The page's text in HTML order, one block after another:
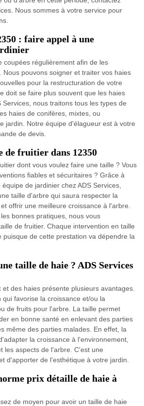
Nous sommes à votre service pour
: faire appel à une
coupées régulièrement afin de les
Nous pouvons soigner et traiter vos haies
pour la restructuration de votre
doit se faire plus souvent que les haies
Services, nous traitons tous les types de
haies de conifères, mixtes, ou
jardin. Notre équipe d'élagueur est à votre
de devis.
de fruitier dans 12350
dont vous voulez faire une taille ? Vous
fiables et sécuritaires ? Grâce à
de jardinier chez ADS Services,
taille d'arbre qui saura respecter la
offrir une meilleure croissance à l'arbre.
bonnes pratiques, nous vous
de fruitier. Chaque intervention en taille
puisque de cette prestation va dépendre la
taille de haie ? ADS Services
des haies présente plusieurs avantages.
favorise la croissance et/ou la
de fruits pour l'arbre. La taille permet
en bonne santé en enlevant des parties
même des parties malades. En effet, la
la croissance à l'environnement,
les aspects de l'arbre. C'est une
d'apporter de l'esthétique à votre jardin.
prix détaille de haie à
de moyen pour avoir un taille de haie